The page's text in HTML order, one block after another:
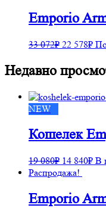
Emporio
33 072₽ 22 578₽
Недавно
NEW
Кошелек
19 080₽ 14 840₽ В
Распродажа!
Emporio